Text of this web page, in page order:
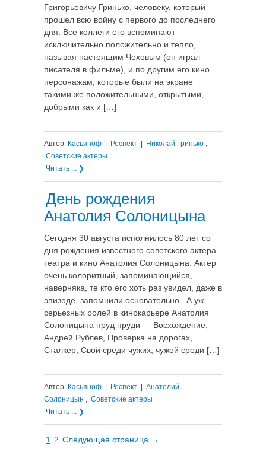
Григорьевичу Гринько, человеку, который
прошел всю войну с первого до последнего
дня. Все коллеги его вспоминают
исключительно положительно и тепло,
называя настоящим Чеховым (он играл
писателя в фильме), и по другим его кино
персонажам, которые были на экране
такими же положительными, открытыми,
добрыми как и […]
Автор Касьяноф Респект Николай Гринько ,
Советские актеры
Читать ... ❯
День рождения
Анатолия Солоницына
Сегодня 30 августа исполнилось 80 лет со
дня рождения известного советского актера
театра и кино Анатолия Солоницына. Актер
очень колоритный, запоминающийся,
наверняка, те кто его хоть раз увидел, даже в
эпизоде, запомнили основательно. А уж
серьезных ролей в кинокарьере Анатолия
Солоницына пруд пруди — Восхождение,
Андрей Рублев, Проверка на дорогах,
Сталкер, Свой среди чужих, чужой среди […]
Автор Касьяноф Респект
Анатолий
Солоницын , Советские актеры
Читать ... ❯
1 2 Следующая страница →